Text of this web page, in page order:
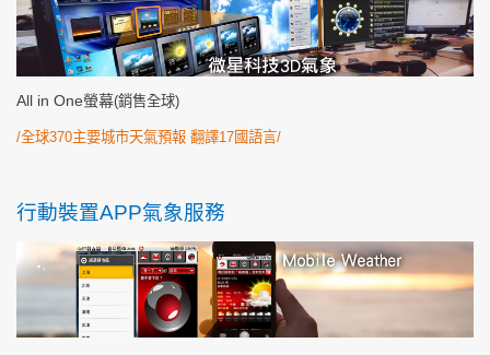
All in One螢幕(銷售全球)
/全球370主要城市天氣預報 翻譯17國語言/
行動裝置APP氣象服務